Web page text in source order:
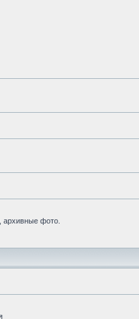
архивные фото.